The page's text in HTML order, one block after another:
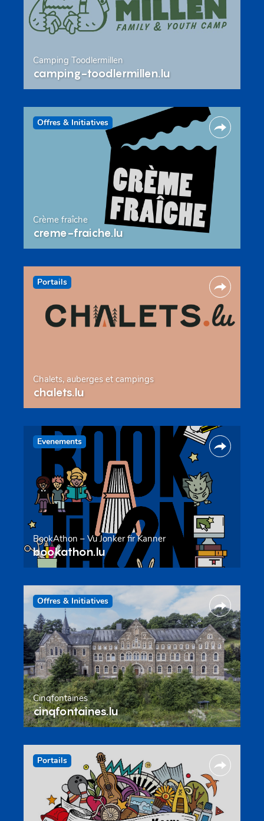
Camping Toodlermillen
camping-toodlermillen.lu
Offres & Initiatives
Crème fraîche
creme-fraiche.lu
Portails
Chalets, auberges et campings
chalets.lu
Evenements
BookAthon – Vu Jonker fir Kanner
bookathon.lu
Offres & Initiatives
Cinqfontaines
cinqfontaines.lu
Portails